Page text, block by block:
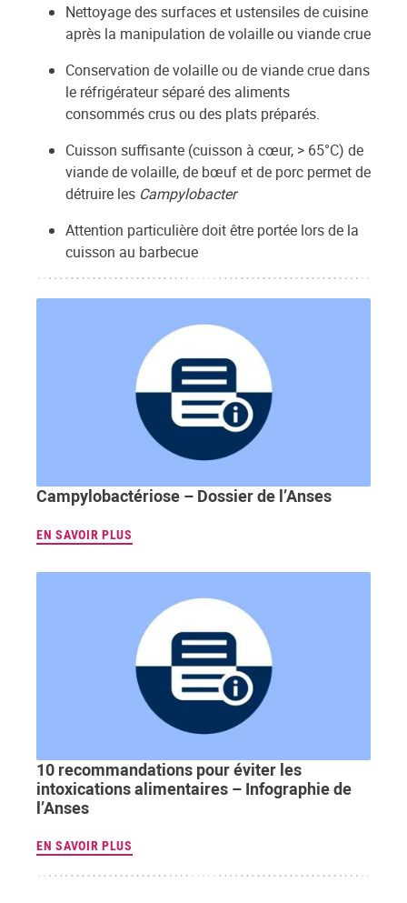
Nettoyage des surfaces et ustensiles de cuisine
après la manipulation de volaille ou viande crue
Conservation de volaille ou de viande crue dans
le réfrigérateur séparé des aliments
consommés crus ou des plats préparés.
Cuisson suffisante (cuisson à cœur, > 65°C) de
viande de volaille, de bœuf et de porc permet de
détruire les Campylobacter
Attention particulière doit être portée lors de la
cuisson au barbecue
Campylobactériose – Dossier de l’Anses
EN SAVOIR PLUS
10 recommandations pour éviter les
intoxications alimentaires – Infographie de
l’Anses
EN SAVOIR PLUS